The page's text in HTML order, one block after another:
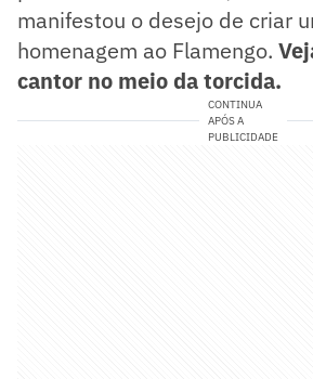
manifestou o desejo de criar
homenagem ao Flamengo.
cantor no meio da torcida.
CONTINUA
APÓS A
PUBLICIDADE